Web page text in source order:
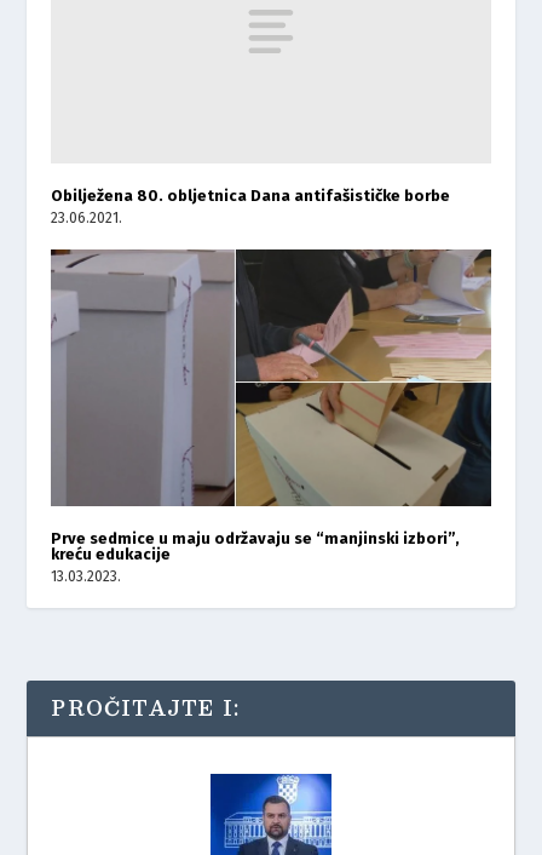
Obilježena 80. obljetnica Dana antifašističke borbe
23.06.2021.
Prve sedmice u maju održavaju se “manjinski izbori”,
kreću edukacije
13.03.2023.
PROČITAJTE I: